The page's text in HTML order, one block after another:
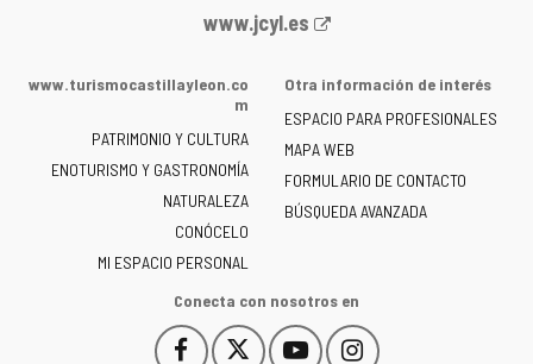
Portal
la
de
Castilla
y
León
-
www.jcyl.es
www.turismocastillayleon.co
m
PATRIMONIO Y CULTURA
ENOTURISMO Y GASTRONOMÍA
NATURALEZA
CONÓCELO
MI ESPACIO PERSONAL
Otra información de interés
ESPACIO PARA PROFESIONALES
MAPA WEB
FORMULARIO DE CONTACTO
BÚSQUEDA AVANZADA
Conecta con nosotros en
Facebook YouTubeInstagram